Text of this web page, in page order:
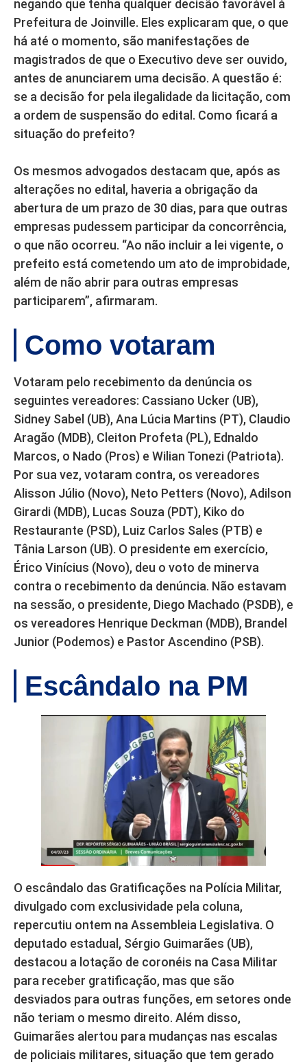
negando que tenha qualquer decisão favorável à
Prefeitura de Joinville. Eles explicaram que, o que
há até o momento, são manifestações de
magistrados de que o Executivo deve ser ouvido,
antes de anunciarem uma decisão. A questão é:
se a decisão for pela ilegalidade da licitação, com
a ordem de suspensão do edital. Como ficará a
situação do prefeito?
Os mesmos advogados destacam que, após as
alterações no edital, haveria a obrigação da
abertura de um prazo de 30 dias, para que outras
empresas pudessem participar da concorrência,
o que não ocorreu. “Ao não incluir a lei vigente, o
prefeito está cometendo um ato de improbidade,
além de não abrir para outras empresas
participarem”, afirmaram.
Como votaram
Votaram pelo recebimento da denúncia os
seguintes vereadores: Cassiano Ucker (UB),
Sidney Sabel (UB), Ana Lúcia Martins (PT), Claudio
Aragão (MDB), Cleiton Profeta (PL), Ednaldo
Marcos, o Nado (Pros) e Wilian Tonezi (Patriota).
Por sua vez, votaram contra, os vereadores
Alisson Júlio (Novo), Neto Petters (Novo), Adilson
Girardi (MDB), Lucas Souza (PDT), Kiko do
Restaurante (PSD), Luiz Carlos Sales (PTB) e
Tânia Larson (UB). O presidente em exercício,
Érico Vinícius (Novo), deu o voto de minerva
contra o recebimento da denúncia. Não estavam
na sessão, o presidente, Diego Machado (PSDB), e
os vereadores Henrique Deckman (MDB), Brandel
Junior (Podemos) e Pastor Ascendino (PSB).
Escândalo na PM
O escândalo das Gratificações na Polícia Militar,
divulgado com exclusividade pela coluna,
repercutiu ontem na Assembleia Legislativa. O
deputado estadual, Sérgio Guimarães (UB),
destacou a lotação de coronéis na Casa Militar
para receber gratificação, mas que são
desviados para outras funções, em setores onde
não teriam o mesmo direito. Além disso,
Guimarães alertou para mudanças nas escalas
de policiais militares, situação que tem gerado